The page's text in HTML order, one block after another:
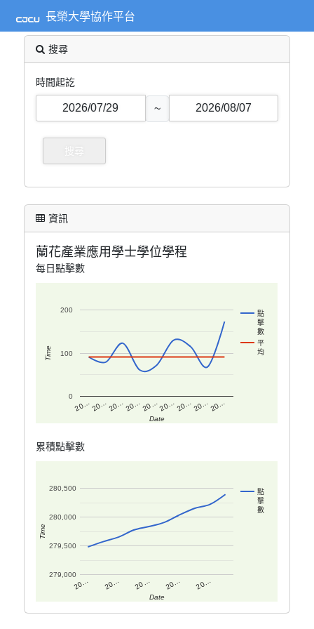
長榮大學協作平台
搜尋
時間起訖
~
資訊
蘭花產業應用學士學位學程
每日點擊數
點
擊
數
平
均
20…20…20…20…20…20…20…20…20…
0
100
200
Date
Time
累積點擊數
點
擊
數
20… 20… 20… 20… 20…
279,000
279,500
280,000
280,500
Date
Time